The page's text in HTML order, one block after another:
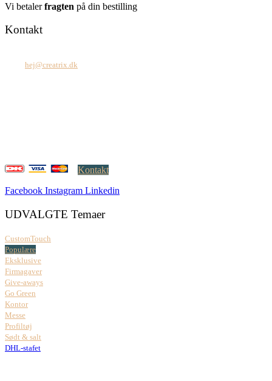
Vi betalerfragten på din bestilling
Kontakt
hej@creatrix.dk
Kontakt
Facebook Instagram Linkedin
UDVALGTE Temaer
CustomTouch
Populære
Eksklusive
Firmagaver
Give-aways
Go Green
Kontor
Messe
Profiltøj
Sødt & salt
DHL-stafet